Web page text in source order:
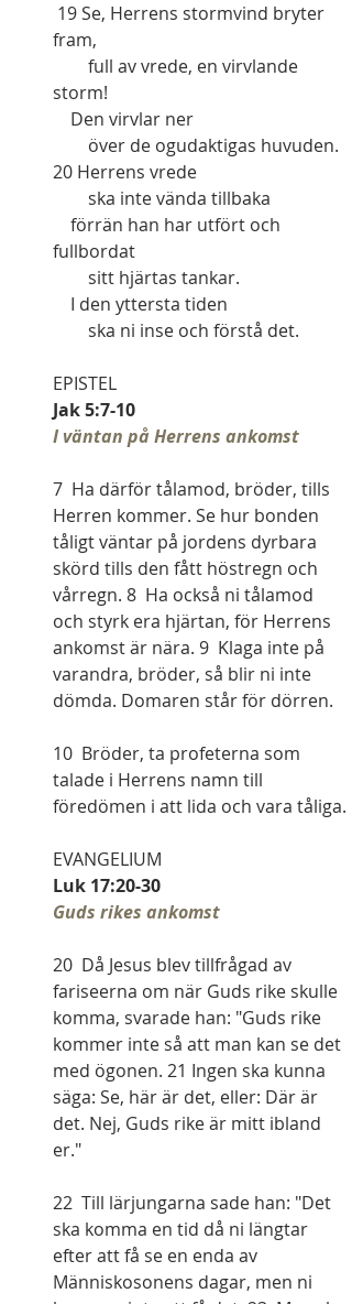
fram,
full av vrede, en virvlande
storm!
Den virvlar ner
över de ogudaktigas huvuden.
20 Herrens vrede
ska inte vända tillbaka
förrän han har utfört och
fullbordat
sitt hjärtas tankar.
I den yttersta tiden
ska ni inse och förstå det.
EPISTEL
Jak 5:7-10
I väntan på Herrens ankomst
7  Ha därför tålamod, bröder, tills
Herren kommer. Se hur bonden
tåligt väntar på jordens dyrbara
skörd tills den fått höstregn och
vårregn. 8  Ha också ni tålamod
och styrk era hjärtan, för Herrens
ankomst är nära. 9  Klaga inte på
varandra, bröder, så blir ni inte
dömda. Domaren står för dörren.
10  Bröder, ta profeterna som
talade i Herrens namn till
föredömen i att lida och vara tåliga.
EVANGELIUM
Luk 17:20-30
Guds rikes ankomst
20  Då Jesus blev tillfrågad av
fariseerna om när Guds rike skulle
komma, svarade han: "Guds rike
kommer inte så att man kan se det
med ögonen. 21 Ingen ska kunna
säga: Se, här är det, eller: Där är
det. Nej, Guds rike är mitt ibland
er."
22  Till lärjungarna sade han: "Det
ska komma en tid då ni längtar
efter att få se en enda av
Människosonens dagar, men ni